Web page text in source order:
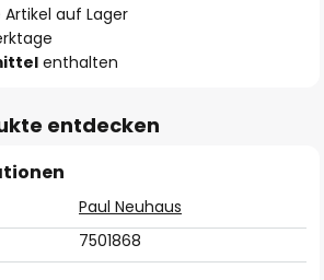
auf Lager
enthalten
entdecken
Paul Neuhaus
7501868